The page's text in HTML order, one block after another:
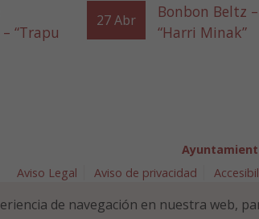
“Trapu
27Abr
Bonbon Beltz –
“Harri Minak”
Aviso Legal
Aviso de privacidad
de navegación en nuestra web,